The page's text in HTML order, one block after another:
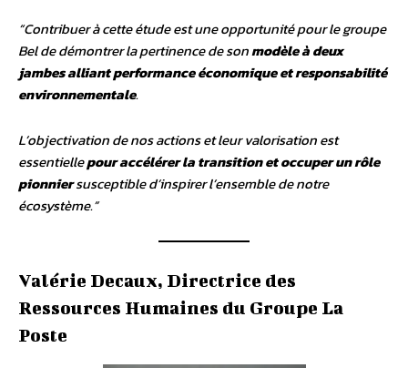
“Contribuer à cette étude est une opportunité pour le groupe
Bel de démontrer la pertinence de sonmodèle à deux
jambes alliant performance économique et responsabilité
environnementale.
L’objectivation de nos actions et leur valorisation est
essentiellepour accélérer la transition et occuper un rôle
pionniersusceptible d’inspirer l’ensemble de notre
écosystème.”
Valérie Decaux, Directrice des
Ressources Humaines du Groupe La
Poste